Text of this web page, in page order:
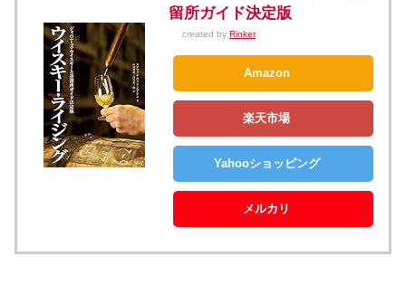
留所ガイド決定版
created by Rinker
Amazon
楽天市場
Yahooショッピング
メルカリ